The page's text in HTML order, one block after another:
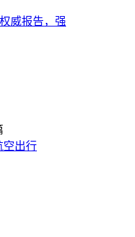
威报告，强
空出行